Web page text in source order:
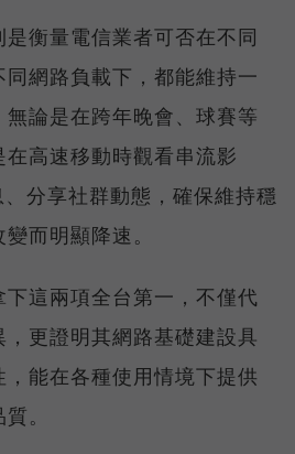
衡量電信業者可否在不同
網路負載下，都能維持一
論是在跨年晚會、球賽等
在高速移動時觀看串流影
分享社群動態，確保維持穩
而明顯降速。
這兩項全台第一，不僅代
更證明其網路基礎建設具
能在各種使用情境下提供
。